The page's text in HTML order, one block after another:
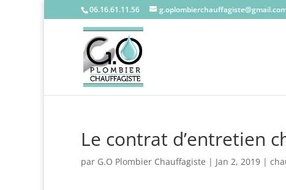
06.16.61.11.56
Le contrat d’entretien
par G.O Plombier Chauffagiste | Jan 2, 2019 |